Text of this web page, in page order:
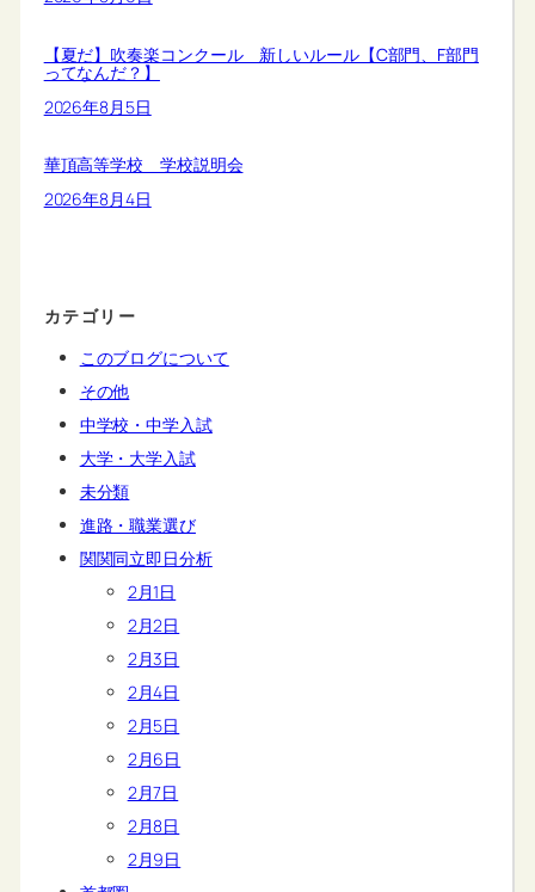
【夏だ】吹奏楽コンクール 新しいルール【C部門、F部門
ってなんだ？】
2026年8月5日
華頂高等学校 学校説明会
2026年8月4日
カテゴリー
このブログについて
その他
中学校・中学入試
大学・大学入試
未分類
進路・職業選び
関関同立即日分析
2月1日
2月2日
2月3日
2月4日
2月5日
2月6日
2月7日
2月8日
2月9日